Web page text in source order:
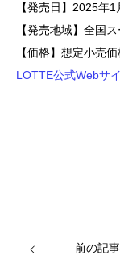
【発売日】2025年1
【発売地域】全国
【価格】想定小売
LOTTE公式Webサ
前の記事